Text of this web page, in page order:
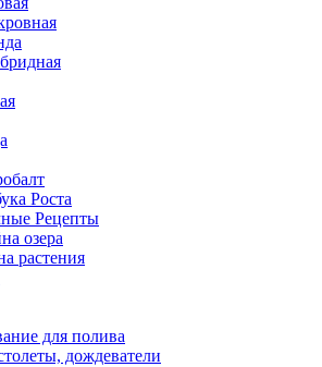
Роста
Рецепты
озера
растения
для полива
дождеватели